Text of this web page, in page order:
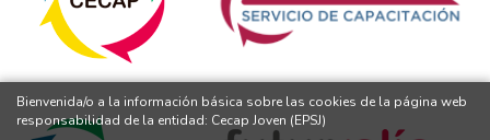
Bienvenida/o a la información básica sobre las cookies de la página web
responsabilidad de la entidad: Cecap Joven (EPSJ)